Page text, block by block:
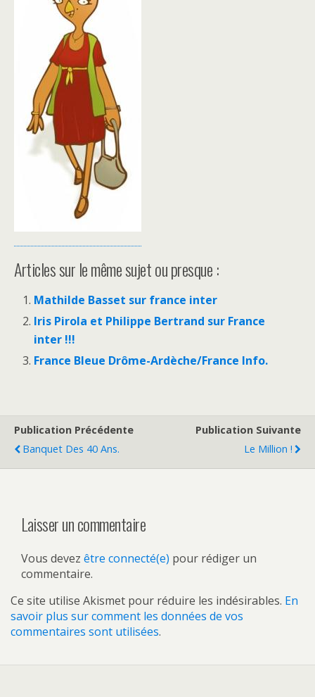
Articles sur le même sujet ou presque :
Mathilde Basset sur france inter
Iris Pirola et Philippe Bertrand sur France
inter !!!
France Bleue Drôme-Ardèche/France Info.
Publication Précédente
Banquet Des 40 Ans.
Publication Suivante
Le Million !
Laisser un commentaire
Vous devez être connecté(e) pour rédiger un
commentaire.
Ce site utilise Akismet pour réduire les indésirables. En
savoir plus sur comment les données de vos
commentaires sont utilisées.